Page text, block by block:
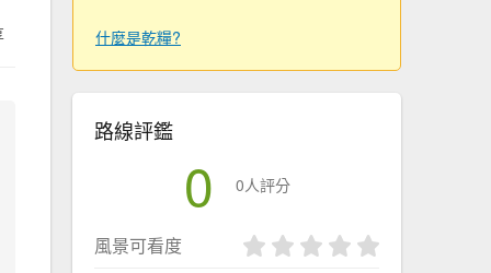
什麼是乾糧?
路線評鑑
0 0人評分
風景可看度